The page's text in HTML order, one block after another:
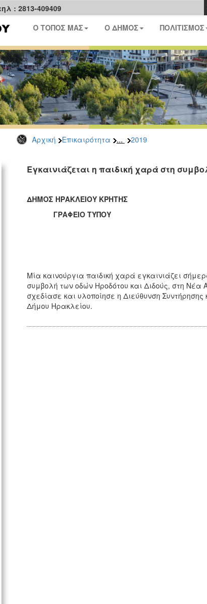
: 2813-409409
Ο ΤΟΠΟΣ ΜΑΣ Ο ΔΗΜΟΣ ΠΟΛΙΤΙΣΜΟΣ
Αρχική Επικαιρότητα ... 2019
Εγκαινιάζεται η παιδική χαρά στη
ΔΗΜΟΣ ΗΡΑΚΛΕΙΟΥ ΚΡΗΤΗΣ
ΓΡΑΦΕΙΟ ΤΥΠΟΥ
Μία καινούργια παιδική χαρά εγκαινιάζει
συμβολή των οδών Ηροδότου και Διδούς, στη Νέα
σχεδίασε και υλοποίησε η Διεύθυνση
Δήμου Ηρακλείου.